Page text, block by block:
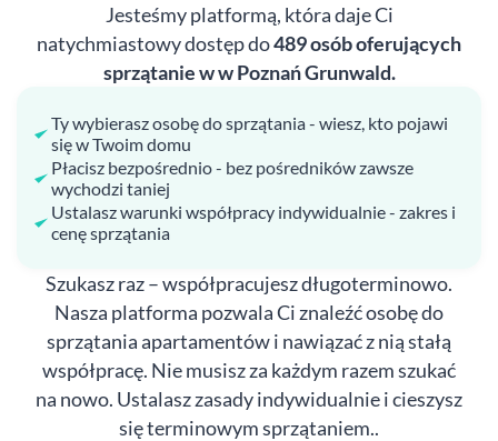
Jesteśmy platformą, która daje Ci
natychmiastowy dostęp do489 osób oferujących
sprzątanie w w Poznań Grunwald.
Ty wybierasz osobę do sprzątania - wiesz, kto pojawi
się w Twoim domu
Płacisz bezpośrednio - bez pośredników zawsze
wychodzi taniej
Ustalasz warunki współpracy indywidualnie - zakres i
cenę sprzątania
Szukasz raz – współpracujesz długoterminowo.
Nasza platforma pozwala Ci znaleźć osobę do
sprzątania apartamentów i nawiązać z nią stałą
współpracę. Nie musisz za każdym razem szukać
na nowo. Ustalasz zasady indywidualnie i cieszysz
się terminowym sprzątaniem..